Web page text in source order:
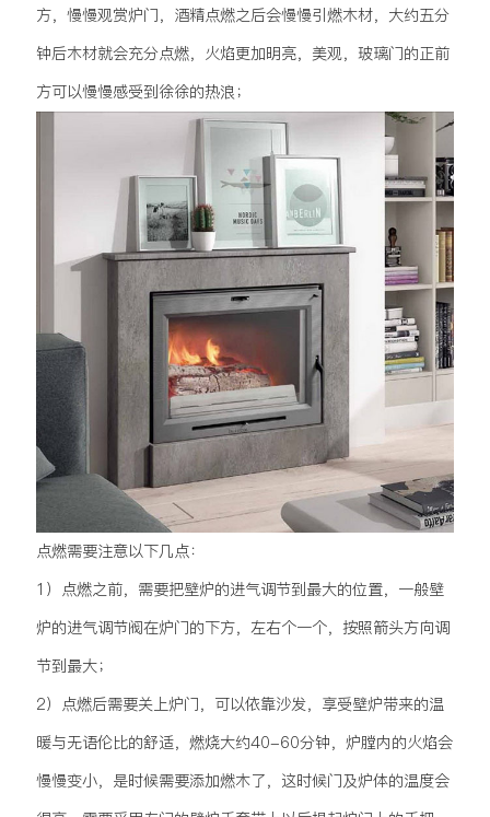
方，慢慢观赏炉门，酒精点燃之后会慢慢引燃木材，大约五分
钟后木材就会充分点燃，火焰更加明亮，美观，玻璃门的正前
方可以慢慢感受到徐徐的热浪；
点燃需要注意以下几点：
1）点燃之前，需要把壁炉的进气调节到最大的位置，一般壁
炉的进气调节阀在炉门的下方，左右个一个，按照箭头方向调
节到最大；
2）点燃后需要关上炉门，可以依靠沙发，享受壁炉带来的温
暖与无语伦比的舒适，燃烧大约40-60分钟，炉膛内的火焰会
慢慢变小，是时候需要添加燃木了，这时候门及炉体的温度会